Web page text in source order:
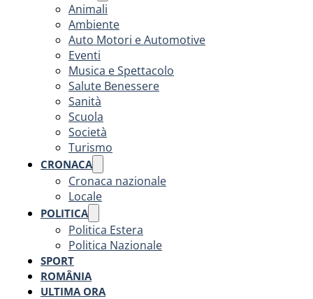
Animali
Ambiente
Auto Motori e Automotive
Eventi
Musica e Spettacolo
Salute Benessere
Sanità
Scuola
Società
Turismo
CRONACA
Cronaca nazionale
Locale
POLITICA
Politica Estera
Politica Nazionale
SPORT
ROMÂNIA
ULTIMA ORA